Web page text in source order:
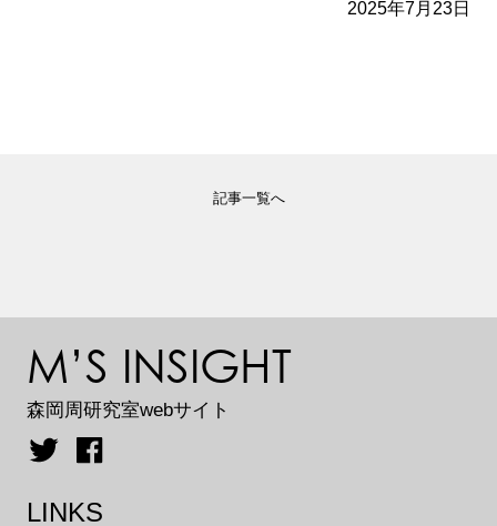
2025年7月23日
記事一覧へ
M’S INSIGHT
森岡周研究室webサイト
LINKS